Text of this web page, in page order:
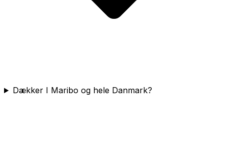
Dækker I Maribo og hele Danmark?